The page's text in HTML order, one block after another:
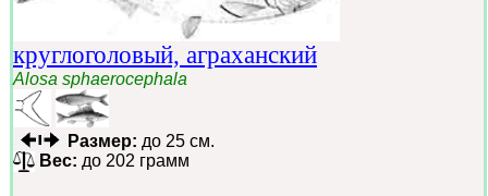
круглоголовый, аграханский
Alosa sphaerocephala
Размер: до 25 см.
Вес: до 202 грамм